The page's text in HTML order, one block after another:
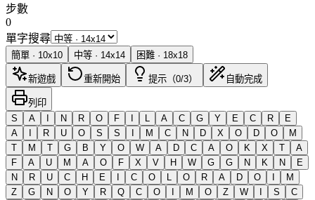
步數
0
單字搜尋
簡單 · 10x10 中等 · 14x14 困難 · 18x18
新遊戲 重新開始 提示（0/3） 自動完成
列印
S
A I N R O F I L A C G Y E C R
E
A
I R U O S S I M C N D X O D O
M
T
M T G B Y O W A D C A O K X T
A
F
A U M A O F X V H W G G N K N
E
N
R U C H E I C O L O R A D O I
M
Z
G N O Y R Q C O I M O Z W I S
C